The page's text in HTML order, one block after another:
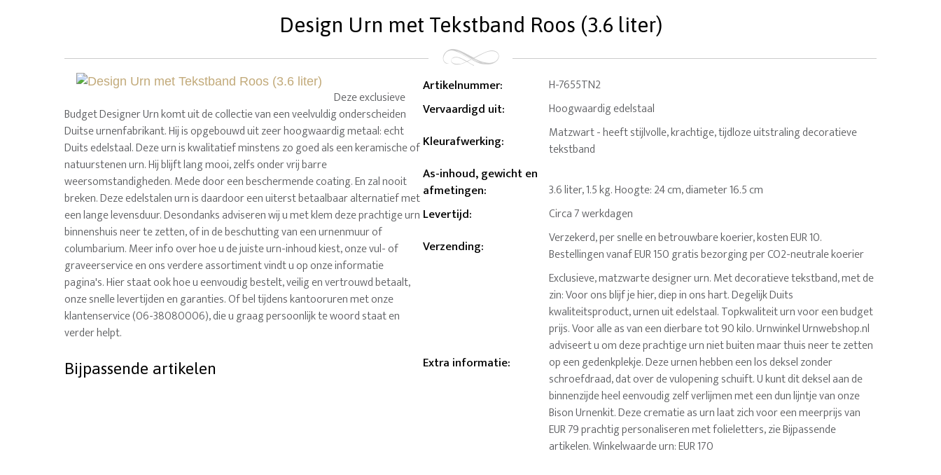
Design Urn met Tekstband Roos (3.6 liter)
Artikelnummer: H-7655TN2
Vervaardigd uit: Hoogwaardig edelstaal
Kleurafwerking:
Matzwart - heeft stijlvolle, krachtige, tijdloze uitstraling decoratieve
tekstband
As-inhoud, gewicht en
afmetingen: 3.6 liter, 1.5 kg. Hoogte: 24 cm, diameter 16.5 cm
Levertijd: Circa 7 werkdagen
Verzending:
Verzekerd, per snelle en betrouwbare koerier, kosten EUR 10.
Bestellingen vanaf EUR 150 gratis bezorging per CO2-neutrale koerier
Extra informatie:
Exclusieve, matzwarte designer urn. Met decoratieve tekstband, met de
zin: Voor ons blijf je hier, diep in ons hart. Degelijk Duits
kwaliteitsproduct, urnen uit edelstaal. Topkwaliteit urn voor een budget
prijs. Voor alle as van een dierbare tot 90 kilo. Urnwinkel Urnwebshop.nl
adviseert u om deze prachtige urn niet buiten maar thuis neer te zetten
op een gedenkplekje. Deze urnen hebben een los deksel zonder
schroefdraad, dat over de vulopening schuift. U kunt dit deksel aan de
binnenzijde heel eenvoudig zelf verlijmen met een dun lijntje van onze
Bison Urnenkit. Deze crematie as urn laat zich voor een meerprijs van
EUR 79 prachtig personaliseren met folieletters, zie Bijpassende
artikelen. Winkelwaarde urn: EUR 170
Deze exclusieve
Budget Designer Urn komt uit de collectie van een veelvuldig onderscheiden
Duitse urnenfabrikant. Hij is opgebouwd uit zeer hoogwaardig metaal: echt
Duits edelstaal. Deze urn is kwalitatief minstens zo goed als een keramische of
natuurstenen urn. Hij blijft lang mooi, zelfs onder vrij barre
weersomstandigheden. Mede door een beschermende coating. En zal nooit
breken. Deze edelstalen urn is daardoor een uiterst betaalbaar alternatief met
een lange levensduur. Desondanks adviseren wij u met klem deze prachtige urn
binnenshuis neer te zetten, of in de beschutting van een urnenmuur of
columbarium. Meer info over hoe u de juiste urn-inhoud kiest, onze vul- of
graveerservice en ons verdere assortiment vindt u op onze informatie
pagina's. Hier staat ook hoe u eenvoudig bestelt, veilig en vertrouwd betaalt,
onze snelle levertijden en garanties. Of bel tijdens kantooruren met onze
klantenservice (06-38080006), die u graag persoonlijk te woord staat en
verder helpt.
Bijpassende artikelen